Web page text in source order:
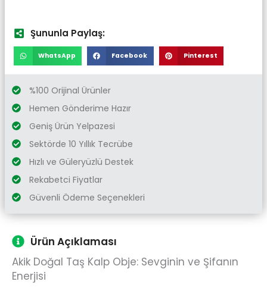
Şununla Paylaş:
WhatsApp Facebook Pinterest
%100 Orijinal Ürünler
Hemen Gönderime Hazır
Geniş Ürün Yelpazesi
Sektörde 10 Yıllık Tecrübe
Hızlı ve Güleryüzlü Destek
Rekabetci Fiyatlar
Güvenli Ödeme Seçenekleri
Ürün Açıklaması
Akik Doğal Taş Kalp Obje: Sevginin ve Şifanın
Enerjisi